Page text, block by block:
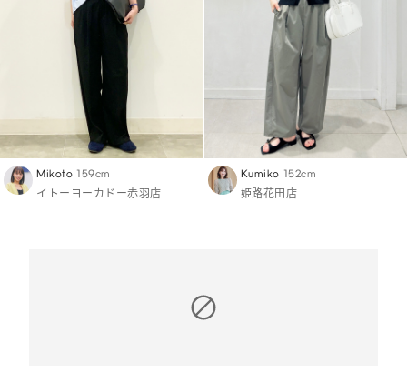
Mikoto 159cm
イトーヨーカドー赤羽店
Kumiko 152cm
姫路花田店